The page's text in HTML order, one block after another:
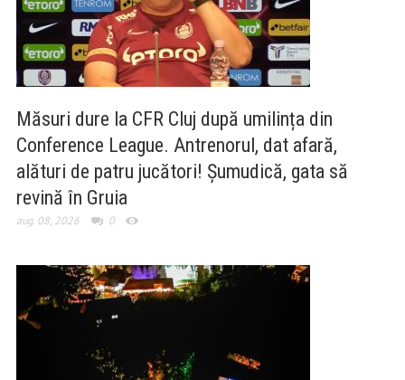
Măsuri dure la CFR Cluj după umilința din
Conference League. Antrenorul, dat afară,
alături de patru jucători! Șumudică, gata să
revină în Gruia
aug. 08, 2026 0